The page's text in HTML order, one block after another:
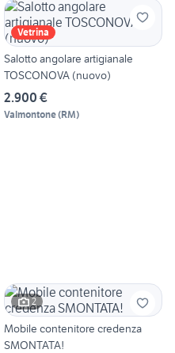
Vetrina
Salotto angolare artigianale
TOSCONOVA (nuovo)
2.900 €
Valmontone(RM)
2
Mobile contenitore credenza
SMONTATA!